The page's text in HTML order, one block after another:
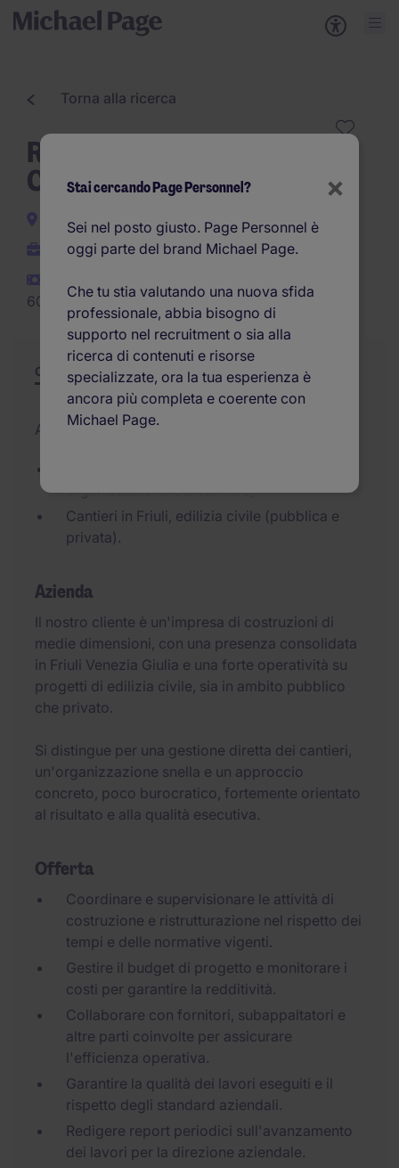
Torna alla ricerca
Responsabile di Commessa -
Civil Costruction
Pordenone e provincia
Indeterminato
60.000EUR per anno
Offerta Riepilogo Opportunità di carriera
Aggiornato il 03/07/2026
organizzazione del cantiere;
Cantieri in Friuli, edilizia civile (pubblica e
privata).
Azienda
Il nostro cliente è un'impresa di costruzioni di
medie dimensioni, con una presenza consolidata
in Friuli Venezia Giulia e una forte operatività su
progetti di edilizia civile, sia in ambito pubblico
che privato.
Si distingue per una gestione diretta dei cantieri,
un'organizzazione snella e un approccio
concreto, poco burocratico, fortemente orientato
al risultato e alla qualità esecutiva.
Offerta
Coordinare e supervisionare le attività di
costruzione e ristrutturazione nel rispetto dei
tempi e delle normative vigenti.
Gestire il budget di progetto e monitorare i
costi per garantire la redditività.
Collaborare con fornitori, subappaltatori e
altre parti coinvolte per assicurare
l'efficienza operativa.
Garantire la qualità dei lavori eseguiti e il
rispetto degli standard aziendali.
Redigere report periodici sull'avanzamento
dei lavori per la direzione aziendale.
×
Stai cercando Page Personnel?
Sei nel posto giusto. Page Personnel è
oggi parte del brand Michael Page.
Che tu stia valutando una nuova sfida
professionale, abbia bisogno di
supporto nel recruitment o sia alla
ricerca di contenuti e risorse
specializzate, ora la tua esperienza è
ancora più completa e coerente con
Michael Page.